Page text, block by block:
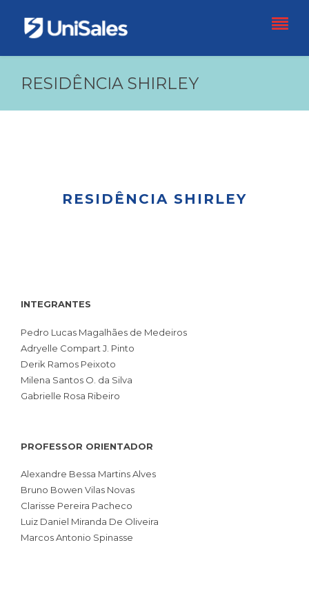
RESIDÊNCIA SHIRLEY
RESIDÊNCIA SHIRLEY
INTEGRANTES
Pedro Lucas Magalhães de Medeiros
Adryelle Compart J. Pinto
Derik Ramos Peixoto
Milena Santos O. da Silva
Gabrielle Rosa Ribeiro
PROFESSOR ORIENTADOR
Alexandre Bessa Martins Alves
Bruno Bowen Vilas Novas
Clarisse Pereira Pacheco
Luiz Daniel Miranda De Oliveira
Marcos Antonio Spinasse